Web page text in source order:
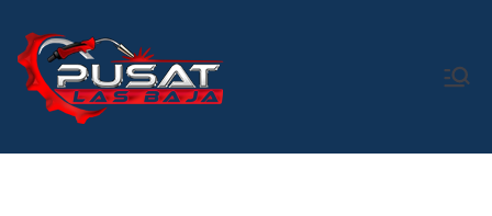
konten
Baja
Pusat Bengkel Las Profesional di Indonesia